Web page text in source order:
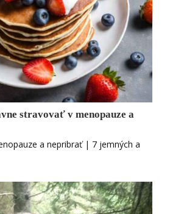
stravovať v menopauze a
a nepribrať | 7 jemných a